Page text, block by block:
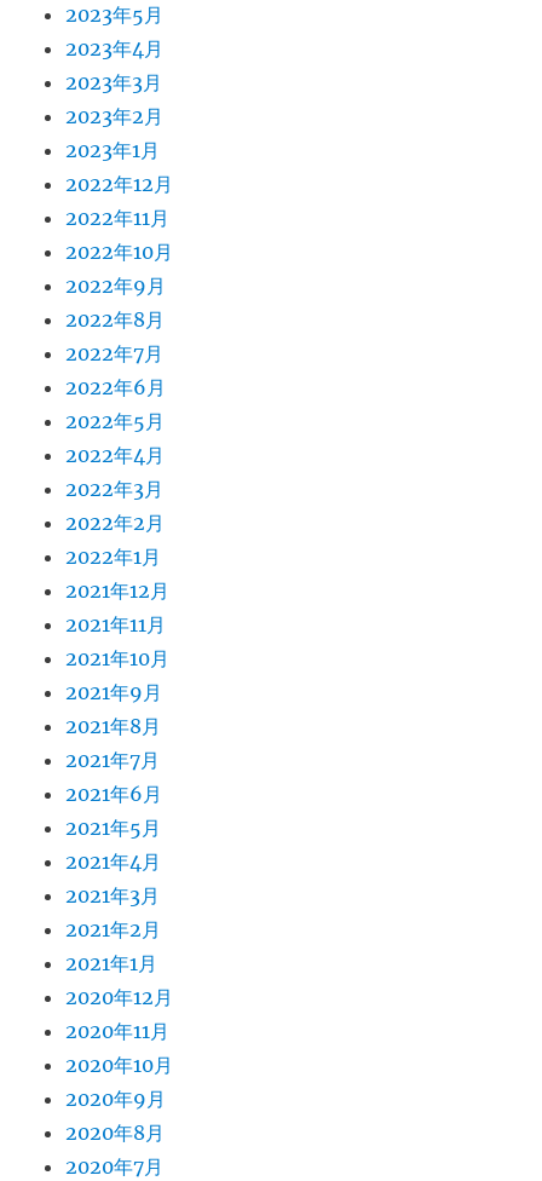
2023年5月
2023年4月
2023年3月
2023年2月
2023年1月
2022年12月
2022年11月
2022年10月
2022年9月
2022年8月
2022年7月
2022年6月
2022年5月
2022年4月
2022年3月
2022年2月
2022年1月
2021年12月
2021年11月
2021年10月
2021年9月
2021年8月
2021年7月
2021年6月
2021年5月
2021年4月
2021年3月
2021年2月
2021年1月
2020年12月
2020年11月
2020年10月
2020年9月
2020年8月
2020年7月